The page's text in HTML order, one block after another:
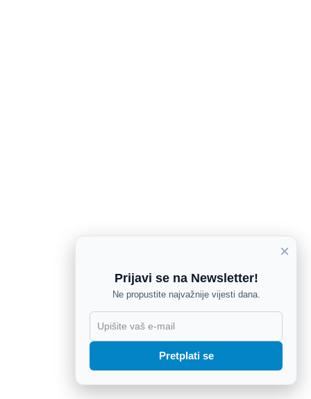
×
Prijavi se na Newsletter!
Ne propustite najvažnije vijesti dana.
Pretplati se